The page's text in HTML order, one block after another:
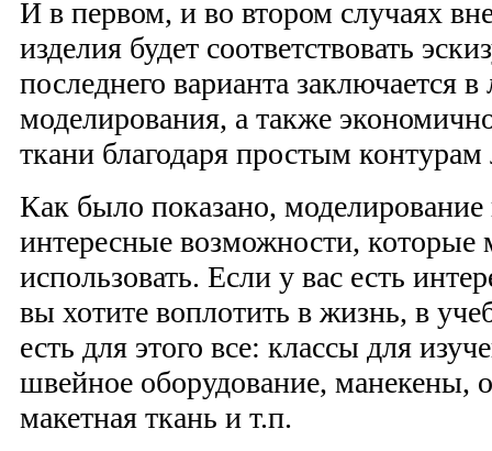
И в первом, и во втором случаях
изделия будет соответствовать
последнего варианта заключается в
моделирования, а также
ткани благодаря простым контурам
Как было показано, моделирование
интересные возможности,
использовать. Если у вас есть
вы хотите воплотить в жизнь, в
есть для этого все: классы для
швейное оборудование, манекены,
макетная ткань и т.п.